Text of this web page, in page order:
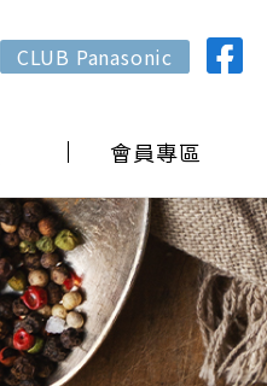
CLUB Panasonic
會員專區